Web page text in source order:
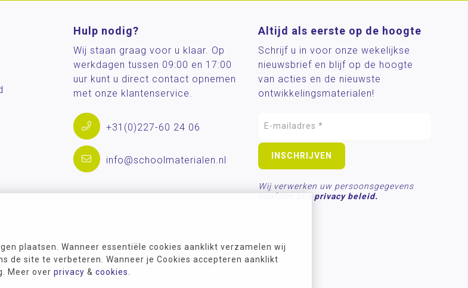
plaatsen. Wanneer essentiële cookies aanklikt verzamelen wij
de site te verbeteren. Wanneer je Cookies accepteren aanklikt
Meer over privacy & cookies
Hulp nodig?
Wij staan graag voor u klaar. Op
werkdagen tussen 09:00 en 17:00
uur kunt u direct contact opnemen
met onze klantenservice.
+31(0)227-60 24 06
info@schoolmaterialen.nl
Altijd als eerste op de hoogte
Schrijf u in voor onze wekelijkse
nieuwsbrief en blijf op de hoogte
van acties en de nieuwste
ontwikkelingsmaterialen!
Wij verwerken uw persoonsgegevens
conform ons privacy beleid.